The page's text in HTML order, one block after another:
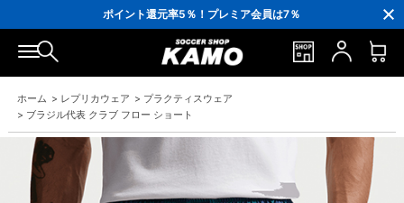
ポイント還元率5％！プレミア会員は7％
会員の方にはお誕生月に「10％OFFクーポン」プレゼント！
16,000円(税込)以上でシューズケースプレゼント！
3,300円(税込)以上で送料無料！
ホーム > レプリカウェア > プラクティスウェア
> ブラジル代表 クラブ フロー ショート